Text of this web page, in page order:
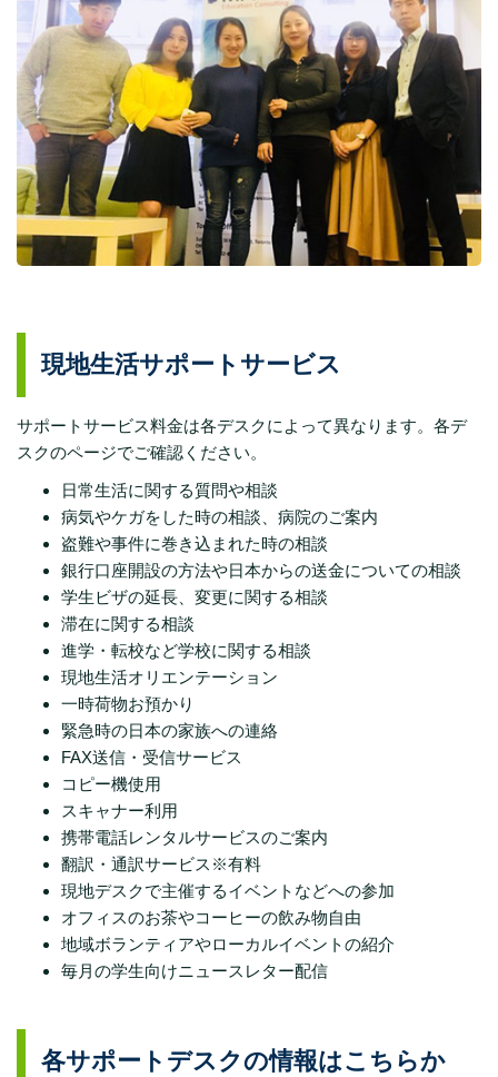
現地生活サポートサービス
サポートサービス料金は各デスクによって異なります。各デ
スクのページでご確認ください。
日常生活に関する質問や相談
病気やケガをした時の相談、病院のご案内
盗難や事件に巻き込まれた時の相談
銀行口座開設の方法や日本からの送金についての相談
学生ビザの延長、変更に関する相談
滞在に関する相談
進学・転校など学校に関する相談
現地生活オリエンテーション
一時荷物お預かり
緊急時の日本の家族への連絡
FAX送信・受信サービス
コピー機使用
スキャナー利用
携帯電話レンタルサービスのご案内
翻訳・通訳サービス※有料
現地デスクで主催するイベントなどへの参加
オフィスのお茶やコーヒーの飲み物自由
地域ボランティアやローカルイベントの紹介
毎月の学生向けニュースレター配信
各サポートデスクの情報はこちらか